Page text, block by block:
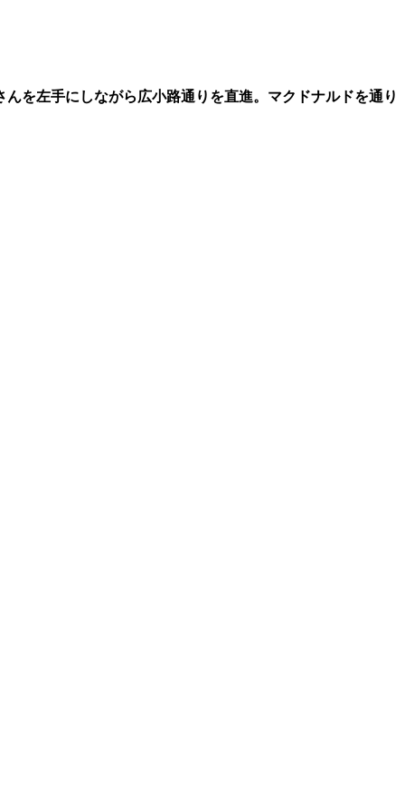
を左手にしながら広小路通りを直進。マクドナルドを通り